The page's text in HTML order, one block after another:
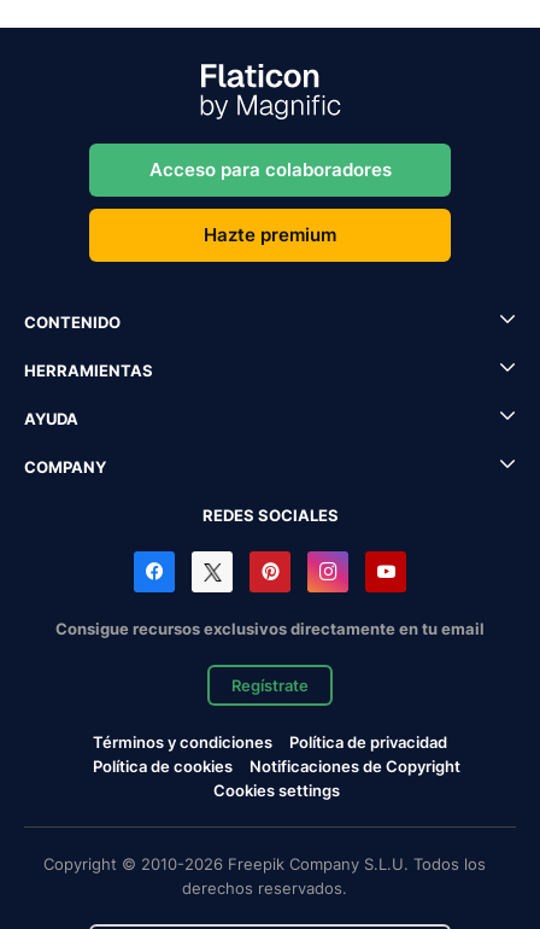
Acceso para colaboradores
Hazte premium
CONTENIDO
HERRAMIENTAS
AYUDA
COMPANY
REDES SOCIALES
Consigue recursos exclusivos directamente en tu email
Regístrate
Términos y condiciones
Política de privacidad
Política de cookies
Notificaciones de Copyright
Cookies settings
Copyright © 2010-2026 Freepik Company S.L.U. Todos los
derechos reservados.